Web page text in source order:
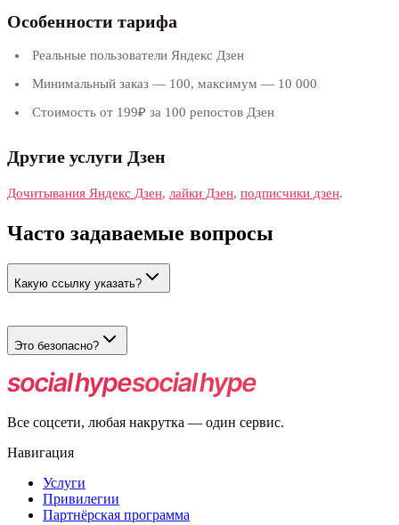
Особенности тарифа
Реальные пользователи Яндекс Дзен
Минимальный заказ — 100, максимум — 10 000
Стоимость от 199₽ за 100 репостов Дзен
Другие услуги Дзен
Дочитывания Яндекс Дзен, лайки Дзен, подписчики дзен.
Часто задаваемые вопросы
Какую ссылку указать?
Это безопасно?
Да. Действия выполняются живыми пользователями.
Все соцсети, любая накрутка — один сервис.
Навигация
Услуги
Привилегии
Партнёрская программа